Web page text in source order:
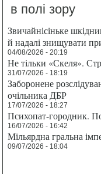
в полі зору
Звичайнісіньке
й надалі знищувати
04/08/2026 - 20:19
Не тільки «Скеля».
31/07/2026 - 18:19
Заборонене
очільника ДБР
17/07/2026 - 18:27
Психопат-городник.
16/07/2026 - 16:42
Мільярдна гральна
09/07/2026 - 18:04